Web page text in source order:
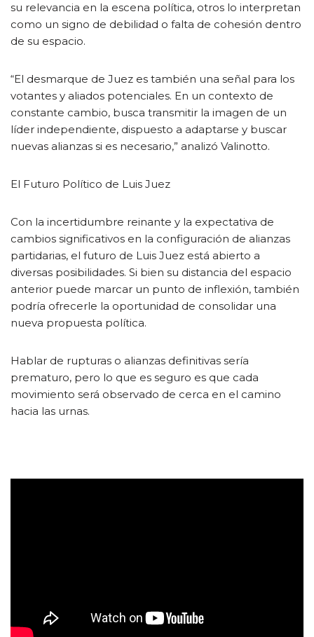
su relevancia en la escena política, otros lo interpretan
como un signo de debilidad o falta de cohesión dentro
de su espacio.
“El desmarque de Juez es también una señal para los
votantes y aliados potenciales. En un contexto de
constante cambio, busca transmitir la imagen de un
líder independiente, dispuesto a adaptarse y buscar
nuevas alianzas si es necesario,” analizó Valinotto.
El Futuro Político de Luis Juez
Con la incertidumbre reinante y la expectativa de
cambios significativos en la configuración de alianzas
partidarias, el futuro de Luis Juez está abierto a
diversas posibilidades. Si bien su distancia del espacio
anterior puede marcar un punto de inflexión, también
podría ofrecerle la oportunidad de consolidar una
nueva propuesta política.
Hablar de rupturas o alianzas definitivas sería
prematuro, pero lo que es seguro es que cada
movimiento será observado de cerca en el camino
hacia las urnas.